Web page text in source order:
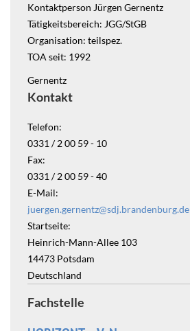
Kontaktperson Jürgen Gernentz
Tätigkeitsbereich: JGG/StGB
Organisation: teilspez.
TOA seit: 1992
Gernentz
Kontakt
Telefon:
0331 / 2 00 59 - 10
Fax:
0331 / 2 00 59 - 40
E-Mail:
juergen.gernentz@sdj.brandenburg.de
Startseite:
Heinrich-Mann-Allee 103
14473 Potsdam
Deutschland
Fachstelle